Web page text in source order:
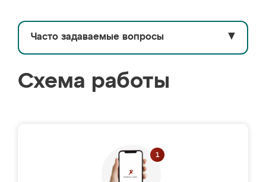
Часто задаваемые вопросы ▼
Схема работы